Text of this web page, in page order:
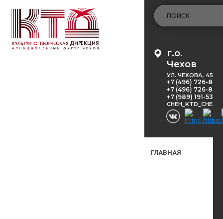
г.о.
Чехов
УЛ. ЧЕХОВА, 45
+7 (496) 726-
+7 (496) 726-
+7 (989) 191-53-
ГЛАВНАЯ